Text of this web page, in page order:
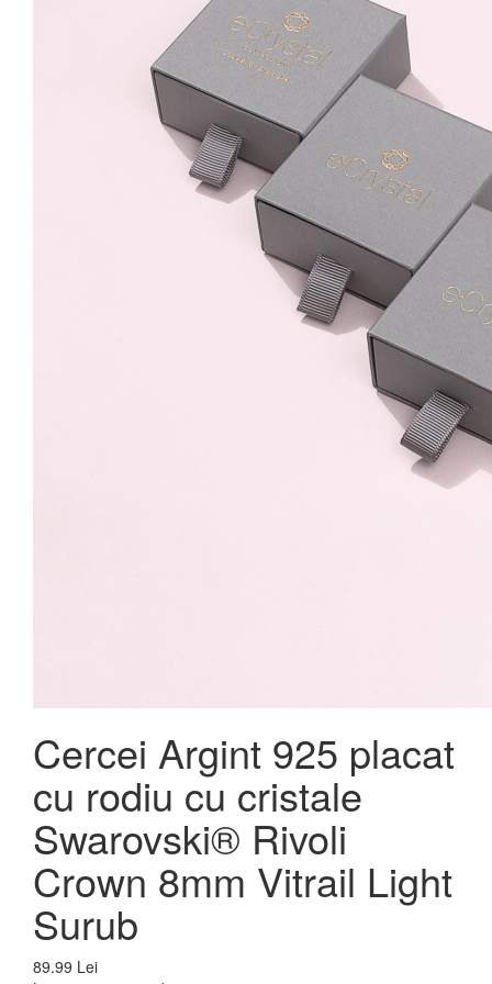
8mm Vitrail Light Surub
Cercei Argint 925 placat
cu rodiu cu cristale
Swarovski® Rivoli
Crown 8mm Vitrail Light
Surub
89.99 Lei